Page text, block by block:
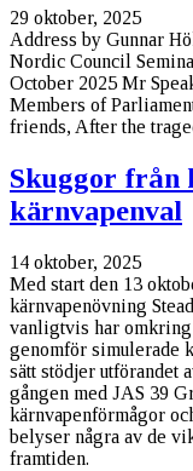
29 oktober, 2025
Address by Gunnar
Nordic Council
October 2025 Mr
Members of
friends, After the
Skuggor från
kärnvapenval
14 oktober, 2025
Med start den 13
kärnvapenövning
vanligtvis har omkring
genomför simulerade
sätt stödjer utförandet
gången med JAS 39
kärnvapenförmågor
belyser några av de
framtiden.